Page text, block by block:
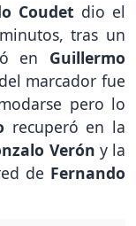
Coudet dio el
tras un
en Guillermo
marcador fue
pero lo
recuperó en la
Verón y la
de Fernando